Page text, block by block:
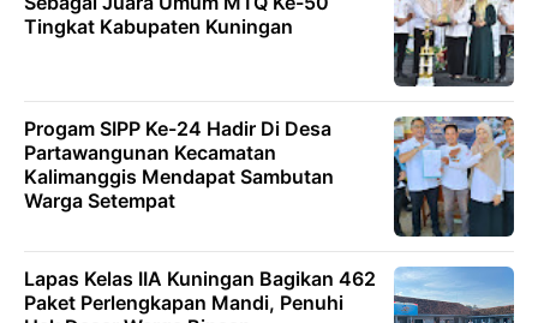
Tingkat Kabupaten Kuningan
Progam SIPP Ke-24 Hadir Di Desa
Partawangunan Kecamatan
Kalimanggis Mendapat Sambutan
Warga Setempat
Lapas Kelas IIA Kuningan Bagikan 462
Paket Perlengkapan Mandi, Penuhi